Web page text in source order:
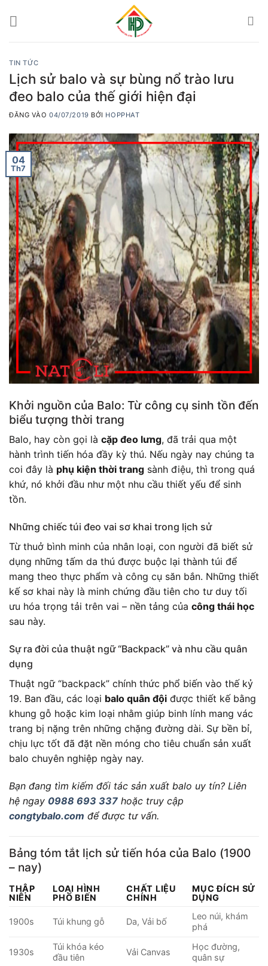
TIN TỨC
Lịch sử balo và sự bùng nổ trào lưu
đeo balo của thế giới hiện đại
ĐĂNG VÀO04/07/2019 BỞI HOPPHAT
04
Th7
Khởi nguồn của Balo: Từ công cụ sinh tồn đến
biểu tượng thời trang
Balo, hay còn gọi là cặp đeo lưng, đã trải qua một
hành trình tiến hóa đầy kỳ thú. Nếu ngày nay chúng ta
coi đây là phụ kiện thời trang sành điệu, thì trong quá
khứ, nó khởi đầu như một nhu cầu thiết yếu để sinh
tồn.
Những chiếc túi đeo vai sơ khai trong lịch sử
Từ thuở bình minh của nhân loại, con người đã biết sử
dụng những tấm da thú được buộc lại thành túi để
mang theo thực phẩm và công cụ săn bắn. Những thiết
kế sơ khai này là minh chứng đầu tiên cho tư duy tối
ưu hóa trọng tải trên vai – nền tảng của công thái học
sau này.
Sự ra đời của thuật ngữ “Backpack” và nhu cầu quân
dụng
Thuật ngữ “backpack” chính thức phổ biến vào thế kỷ
19. Ban đầu, các loại balo quân đội được thiết kế bằng
khung gỗ hoặc kim loại nhằm giúp binh lính mang vác
trang bị nặng trên những chặng đường dài. Sự bền bỉ,
chịu lực tốt đã đặt nền móng cho tiêu chuẩn sản xuất
balo chuyên nghiệp ngày nay.
Bạn đang tìm kiếm đối tác sản xuất balo uy tín? Liên
hệ ngay 0988 693 337 hoặc truy cập
congtybalo.com để được tư vấn.
Bảng tóm tắt lịch sử tiến hóa của Balo (1900
– nay)
THẬP
NIÊN
LOẠI HÌNH
PHỔ BIẾN
CHẤT LIỆU
CHÍNH
MỤC ĐÍCH SỬ
DỤNG
1900s Túi khung gỗ Da, Vải bố
Leo núi, khám
phá
1930s
Túi khóa kéo
đầu tiên
Vải Canvas
Học đường,
quân sự